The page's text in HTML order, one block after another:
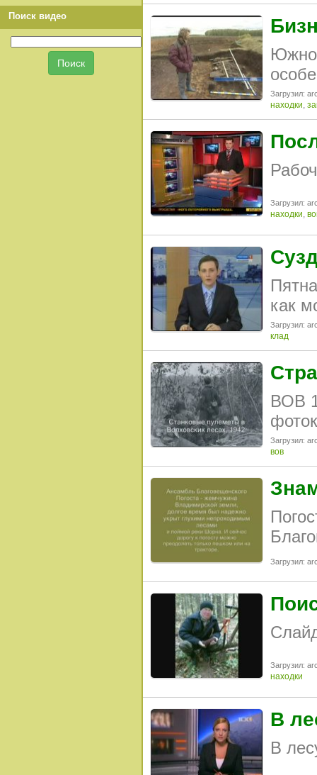
Поиск видео
Загрузил:
находки,
Загрузил:
находки,
как
Загрузил:
клад
ВОВ
Загрузил:
вов
Загрузил:
Загрузил:
находки
В
В